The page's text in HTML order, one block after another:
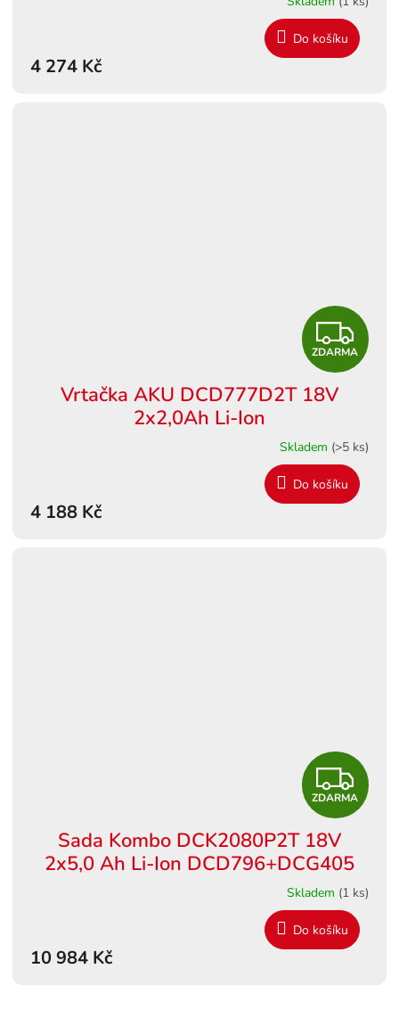
M
4 274 Kč
Do košíku
Z
D
R
M
ZDARMA
Vrtačka AKU DCD777D2T 18V
2x2,0Ah Li-Ion
Skladem (>5 ks)
4 188 Kč
Do košíku
Z
D
A
R
M
ZDARMA
Sada Kombo DCK2080P2T 18V
2x5,0 Ah Li-Ion DCD796+DCG405
Skladem (1 ks)
10 984 Kč
Do košíku